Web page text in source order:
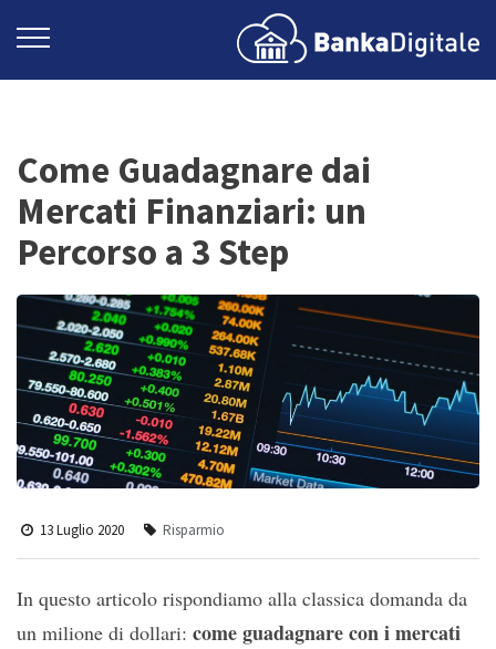
Come Guadagnare dai
Mercati Finanziari: un
Percorso a 3 Step
13 Luglio 2020 Risparmio
In questo articolo rispondiamo alla classica domanda da
un milione di dollari: come guadagnare con i mercati